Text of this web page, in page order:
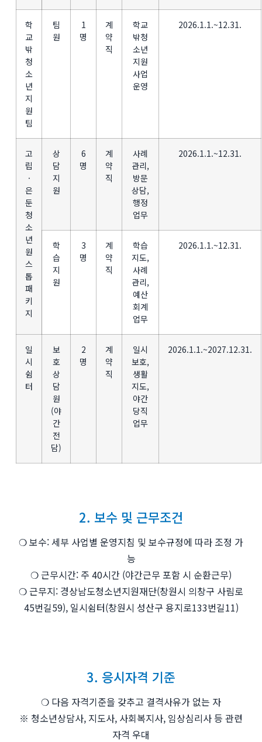
학
교
밖
청
소
년
지
원
팀
팀
원
1
명
계
약
직
학교
밖청
소년
지원
사업
운영
2026.1.1.~12.31.
고
립
·
은
둔
청
소
년
원
스
톱
패
키
지
상
담
지
원
6
명
계
약
직
사례
관리,
방문
상담,
행정
업무
2026.1.1.~12.31.
학
습
지
원
3
명
계
약
직
학습
지도,
사례
관리,
예산
회계
업무
2026.1.1.~12.31.
일
시
쉼
터
보
호
상
담
원
(야
간
전
담)
2
명
계
약
직
일시
보호,
생활
지도,
야간
당직
업무
2026.1.1.~2027.12.31.
2. 보수 및 근무조건
❍ 보수: 세부 사업별 운영지침 및 보수규정에 따라 조정 가
능
❍ 근무시간: 주 40시간 (야간근무 포함 시 순환근무)
❍ 근무지: 경상남도청소년지원재단(창원시 의창구 사림로
45번길59), 일시쉼터(창원시 성산구 용지로133번길11)
3. 응시자격 기준
❍ 다음 자격기준을 갖추고 결격사유가 없는 자
※ 청소년상담사, 지도사, 사회복지사, 임상심리사 등 관련
자격 우대